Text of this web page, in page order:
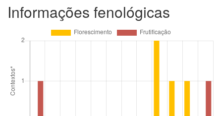
Informações fenológicas